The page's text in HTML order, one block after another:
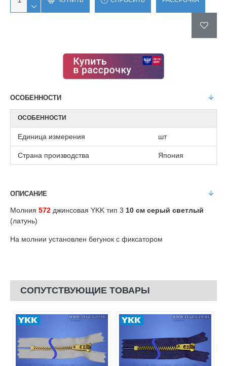
ОСОБЕННОСТИ
ОСОБЕННОСТИ
Единица измерения шт
Страна производства Япония
ОПИСАНИЕ
Молния 572 джинсовая YKK тип 3 10 см серый светлый
(латунь)
На молнии установлен бегунок с фиксатором
СОПУТСТВУЮЩИЕ ТОВАРЫ